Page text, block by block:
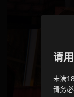
请
未满
请务